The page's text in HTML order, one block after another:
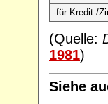
-für Kredit-/
(Quelle:
1981)
Siehe